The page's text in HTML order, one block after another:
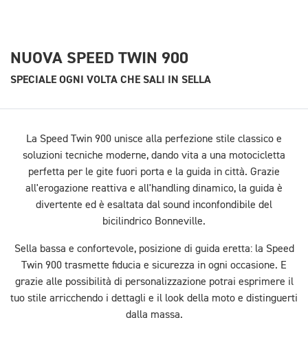
NUOVA SPEED TWIN 900
SPECIALE OGNI VOLTA CHE SALI IN SELLA
La Speed Twin 900 unisce alla perfezione stile classico e
soluzioni tecniche moderne, dando vita a una motocicletta
perfetta per le gite fuori porta e la guida in città. Grazie
all'erogazione reattiva e all'handling dinamico, la guida è
divertente ed è esaltata dal sound inconfondibile del
bicilindrico Bonneville.
Sella bassa e confortevole, posizione di guida eretta: la Speed
Twin 900 trasmette fiducia e sicurezza in ogni occasione. E
grazie alle possibilità di personalizzazione potrai esprimere il
tuo stile arricchendo i dettagli e il look della moto e distinguerti
dalla massa.